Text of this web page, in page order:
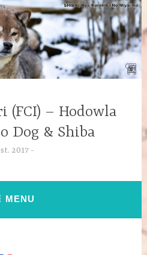
(FCI) – Hodowla
Dog & Shiba
2017
MENU